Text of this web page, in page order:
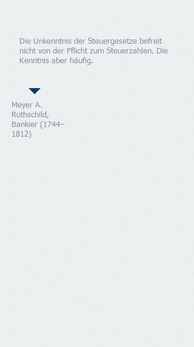
Die Unkenntnis der Steuergesetze befreit
nicht von der Pflicht zum Steuerzahlen. Die
Kenntnis aber häufig.
Meyer A.
Rothschild,
Bankier (1744–
1812)